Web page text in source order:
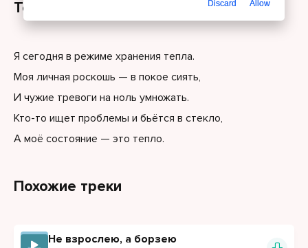
Текст песни
Я сегодня в режиме хранения тепла.
Моя личная роскошь — в покое сиять,
И чужие тревоги на ноль умножать.
Кто-то ищет проблемы и бьётся в стекло,
А моё состояние — это тепло.
Похожие треки
Не взрослею, а борзею
Discard Allow